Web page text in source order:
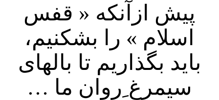
پیش ازآنکه « قفس
اسلام » را بشکنیم،
باید بگذاریم تا بالهای
سیمرغ ِروان ما …